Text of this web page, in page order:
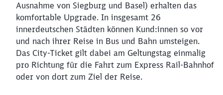
Ausnahme von Siegburg und Basel) erhalten das
komfortable Upgrade. In insgesamt 26
innerdeutschen Städten können Kund:innen so vor
und nach ihrer Reise in Bus und Bahn umsteigen.
Das City-Ticket gilt dabei am Geltungstag einmalig
pro Richtung für die Fahrt zum Express Rail-Bahnhof
oder von dort zum Ziel der Reise.
Schließen
Möchten Sie zu weitergeleitet